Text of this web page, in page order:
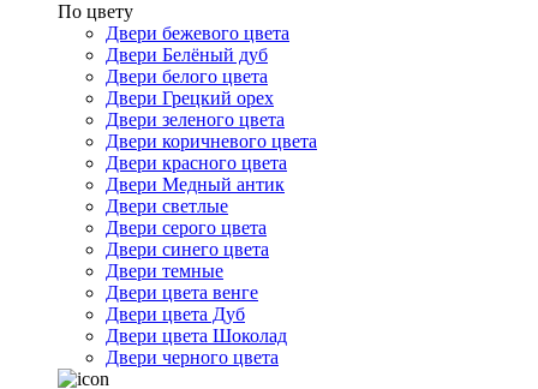
По цвету
Двери бежевого цвета
Двери Белёный дуб
Двери белого цвета
Двери Грецкий орех
Двери зеленого цвета
Двери коричневого цвета
Двери красного цвета
Двери Медный антик
Двери светлые
Двери серого цвета
Двери синего цвета
Двери темные
Двери цвета венге
Двери цвета Дуб
Двери цвета Шоколад
Двери черного цвета